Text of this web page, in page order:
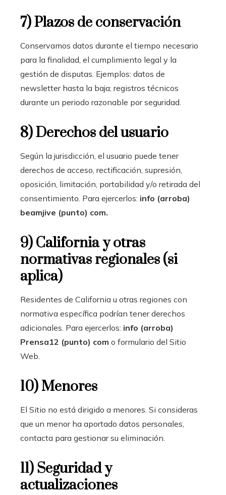
7) Plazos de conservación
Conservamos datos durante el tiempo necesario
para la finalidad, el cumplimiento legal y la
gestión de disputas. Ejemplos: datos de
newsletter hasta la baja; registros técnicos
durante un periodo razonable por seguridad.
8) Derechos del usuario
Según la jurisdicción, el usuario puede tener
derechos de acceso, rectificación, supresión,
oposición, limitación, portabilidad y/o retirada del
consentimiento. Para ejercerlos: info (arroba)
beamjive (punto) com.
9) California y otras
normativas regionales (si
aplica)
Residentes de California u otras regiones con
normativa específica podrían tener derechos
adicionales. Para ejercerlos: info (arroba)
Prensa12 (punto) com o formulario del Sitio
Web.
10) Menores
El Sitio no está dirigido a menores. Si consideras
que un menor ha aportado datos personales,
contacta para gestionar su eliminación.
11) Seguridad y
actualizaciones